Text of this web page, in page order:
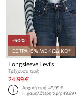
-50%
ΕΞΤΡΑ -5% ΜΕ ΚΩΔΙΚΟ*
Longsleeve Levi's
Τρέχουσα τιμή:
24,99 €
Αρχική τιμή:49,99 €
Η χαμηλότερη τιμή:49,99